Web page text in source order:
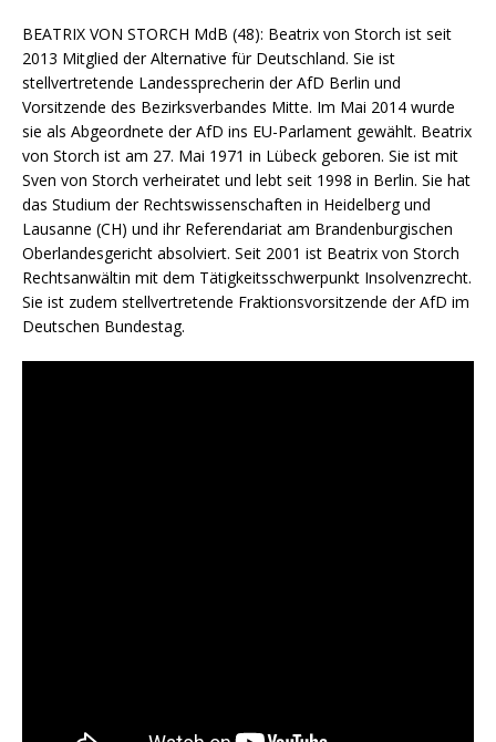
BEATRIX VON STORCH MdB (48): Beatrix von Storch ist seit
2013 Mitglied der Alternative für Deutschland. Sie ist
stellvertretende Landessprecherin der AfD Berlin und
Vorsitzende des Bezirksverbandes Mitte. Im Mai 2014 wurde
sie als Abgeordnete der AfD ins EU-Parlament gewählt. Beatrix
von Storch ist am 27. Mai 1971 in Lübeck geboren. Sie ist mit
Sven von Storch verheiratet und lebt seit 1998 in Berlin. Sie hat
das Studium der Rechtswissenschaften in Heidelberg und
Lausanne (CH) und ihr Referendariat am Brandenburgischen
Oberlandesgericht absolviert. Seit 2001 ist Beatrix von Storch
Rechtsanwältin mit dem Tätigkeitsschwerpunkt Insolvenzrecht.
Sie ist zudem stellvertretende Fraktionsvorsitzende der AfD im
Deutschen Bundestag.